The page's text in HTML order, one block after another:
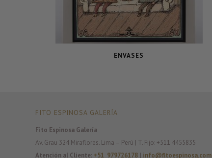
ENVASES
FITO ESPINOSA GALERÍA
Fito Espinosa Galería
Av. Grau 324 Miraflores. Lima – Perú | T. Fijo: +511 4455835
Atención al Cliente: +51 979726178 | info@fitoespinosa.com